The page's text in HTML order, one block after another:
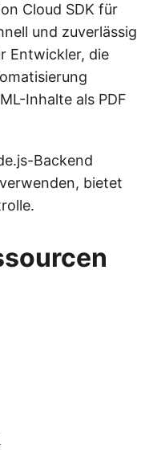
Cloud SDK für
und zuverlässig
Entwickler, die
Inhalte als PDF
Backend
bietet